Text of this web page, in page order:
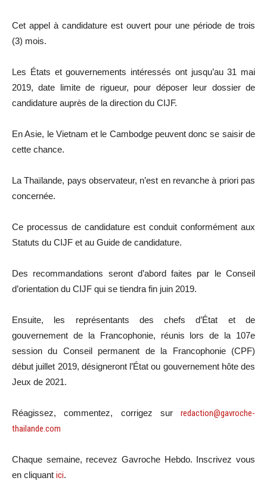
Cet appel à candidature est ouvert pour une période de trois
(3) mois.
Les États et gouvernements intéressés ont jusqu’au 31 mai
2019, date limite de rigueur, pour déposer leur dossier de
candidature auprès de la direction du CIJF.
En Asie, le Vietnam et le Cambodge peuvent donc se saisir de
cette chance.
La Thaïlande, pays observateur, n’est en revanche à priori pas
concernée.
Ce processus de candidature est conduit conformément aux
Statuts du CIJF et au Guide de candidature.
Des recommandations seront d’abord faites par le Conseil
d’orientation du CIJF qui se tiendra fin juin 2019.
Ensuite, les représentants des chefs d’État et de
gouvernement de la Francophonie, réunis lors de la 107e
session du Conseil permanent de la Francophonie (CPF)
début juillet 2019, désigneront l’État ou gouvernement hôte des
Jeux de 2021.
Réagissez, commentez, corrigez sur redaction@gavroche-
thailande.com
Chaque semaine, recevez Gavroche Hebdo. Inscrivez vous
en cliquant ici.